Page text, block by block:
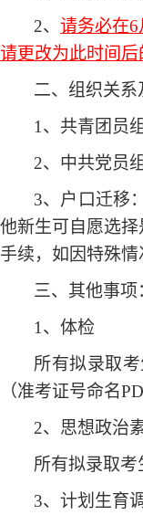
2、请务必在
请更改为此时间后
二、组织关系
1、共青团员
2、中共党员
3、户口迁移
他新生可自愿选
手续，如因特殊
三、其他事项
1、体检
所有拟录取
（准考证号命名
2、思想政治
所有拟录取
3、计划生育